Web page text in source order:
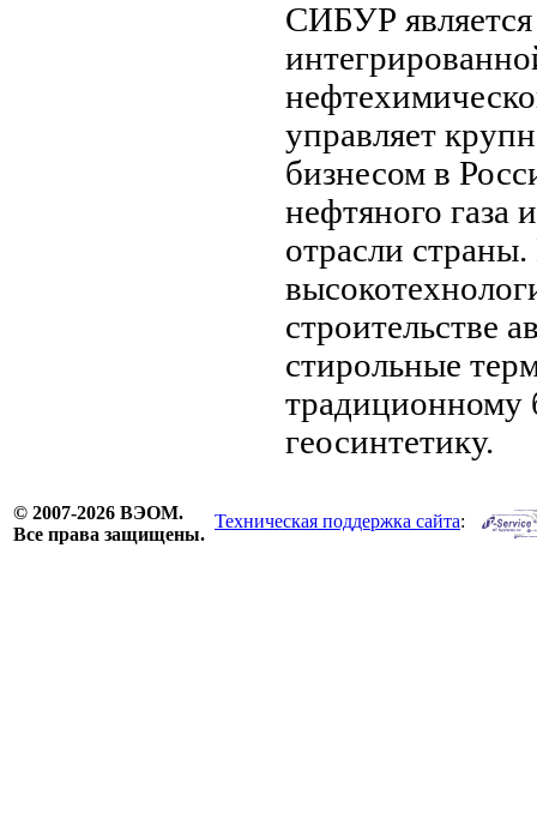
СИБУР
управляет
бизнесом в
нефтяного газа
отрасли
строительстве
стирольные
традиционному
геосинтетику.
© 2007-2026 ВЭОМ.
Все права защищены.
Техническая поддержка сайта: